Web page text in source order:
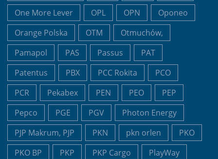
One More Lever
OPL OPN
Oponeo
Orange Polska
OTM
Otmuchów,
Pamapol
PAS Passus
PAT
Patentus
PBX PCC Rokita
PCO
PCR
Pekabex PEN PEO
PEP
Pepco
PGE PGV
Photon Energy
PJP Makrum, PJP
PKN pkn orlen
PKO
PKO BP
PKP PKP Cargo
PlayWay